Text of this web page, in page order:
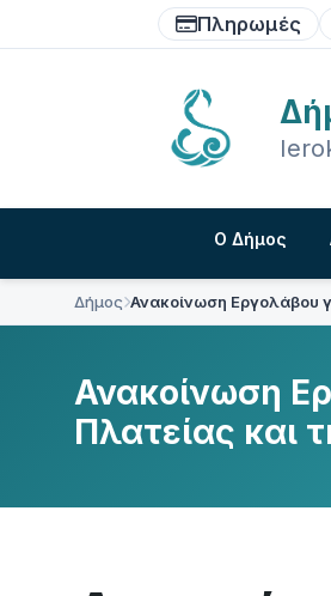
content
main
footer
Πληρωμές
Ο Δήμος
Δήμος Ανακοίνωση Εργολάβου
Ανακοίνωση
Πλατείας και